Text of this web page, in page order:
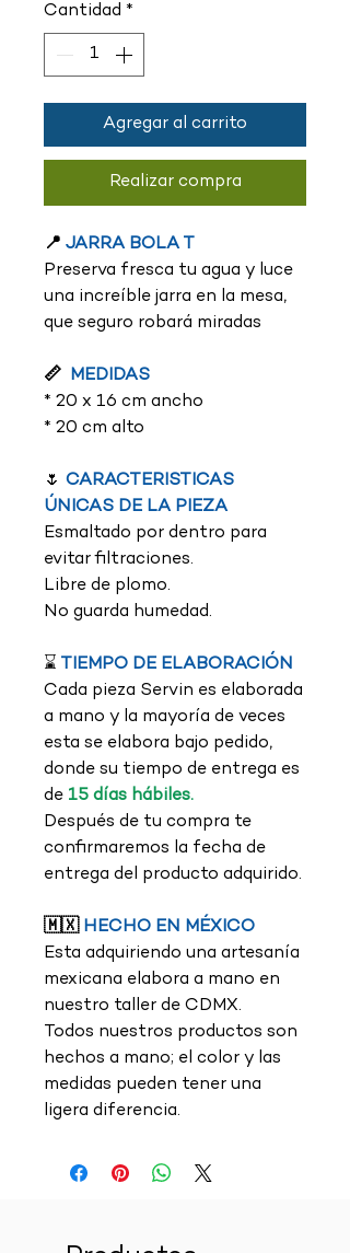
Cantidad *
Agregar al carrito
Realizar compra
📍 JARRA BOLA T
Preserva fresca tu agua y luce
una increíble jarra en la mesa,
que seguro robará miradas
📏 MEDIDAS
* 20 x 16 cm ancho
* 20 cm alto
🌷 CARACTERISTICAS
ÚNICAS DE LA PIEZA
Esmaltado por dentro para
evitar filtraciones.
Libre de plomo.
No guarda humedad.
⌛ TIEMPO DE ELABORACIÓN
Cada pieza Servin es elaborada
a mano y la mayoría de veces
esta se elabora bajo pedido,
donde su tiempo de entrega es
de 15 días hábiles.
Después de tu compra te
confirmaremos la fecha de
entrega del producto adquirido.
🇲🇽 HECHO EN MÉXICO
Esta adquiriendo una artesanía
mexicana elabora a mano en
nuestro taller de CDMX.
Todos nuestros productos son
hechos a mano; el color y las
medidas pueden tener una
ligera diferencia.